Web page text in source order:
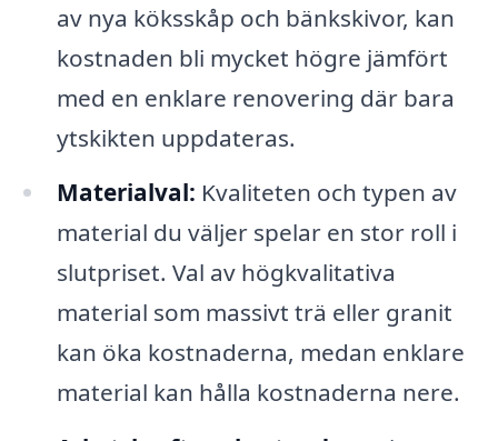
av nya köksskåp och bänkskivor, kan
kostnaden bli mycket högre jämfört
med en enklare renovering där bara
ytskikten uppdateras.
Materialval: Kvaliteten och typen av
material du väljer spelar en stor roll i
slutpriset. Val av högkvalitativa
material som massivt trä eller granit
kan öka kostnaderna, medan enklare
material kan hålla kostnaderna nere.